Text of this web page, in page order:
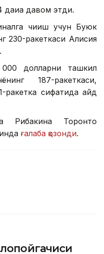
давом этди.
чиқиш учун Буюк
230-ракеткаси Алисия
долларни ташкил
187-ракеткаси,
сифатида қайд
Рибакина Торонто
ғалаба қозонди.